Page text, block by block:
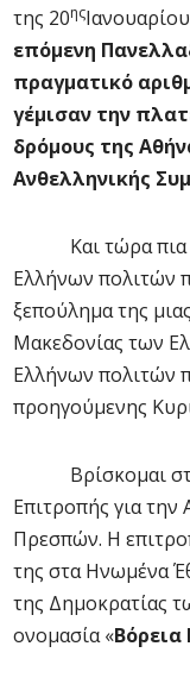
της 20ης
επόμενη
πραγματικό
γέμισαν την
δρόμους της
Ανθελληνικής
Και τώρα πια
Ελλήνων πολιτών
ξεπούλημα της
Μακεδονίας των
Ελλήνων πολιτών
προηγούμενης
Βρίσκομαι στη
Επιτροπής για
Πρεσπών. Η
της στα Ηνωμένα
της Δημοκρατίας
ονομασία «